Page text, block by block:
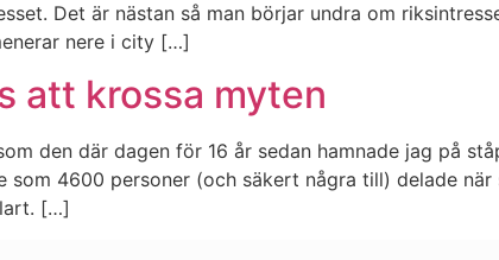
Det är nästan så man börjar undra om
nere i city […]
att krossa myten
den där dagen för 16 år sedan hamnade jag på
4600 personer (och säkert några till) delade
[…]